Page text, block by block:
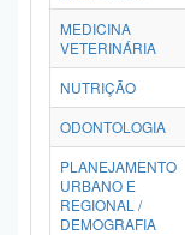
MEDICINA
VETERINÁRIA
NUTRIÇÃO
ODONTOLOGIA
PLANEJAMENTO
URBANO E
REGIONAL /
DEMOGRAFIA